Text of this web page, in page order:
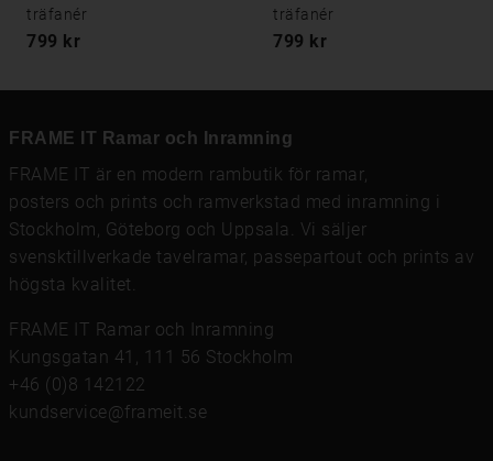
träfanér
799 kr
träfanér
799 kr
FRAME IT Ramar och Inramning
FRAME IT är en modern rambutik för ramar
posters och prints och ramverkstad med inramning i
Stockholm, Göteborg och Uppsala. Vi säljer
svensktillverkade tavelramar, passepartout och prints av
högsta kvalitet.
FRAME IT Ramar och Inramning
Kungsgatan 41, 111 56 Stockholm
+46 (0)8 142122
kundservice@frameit.se